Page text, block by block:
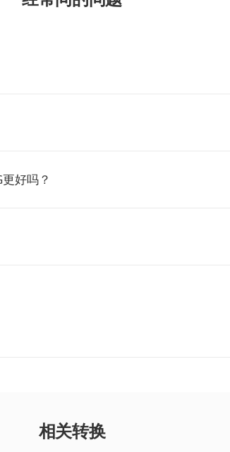
好吗？
相关转换